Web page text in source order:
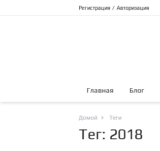
Регистрация / Авторизация
Главная Блог
Домой Теги
Тег: 2018